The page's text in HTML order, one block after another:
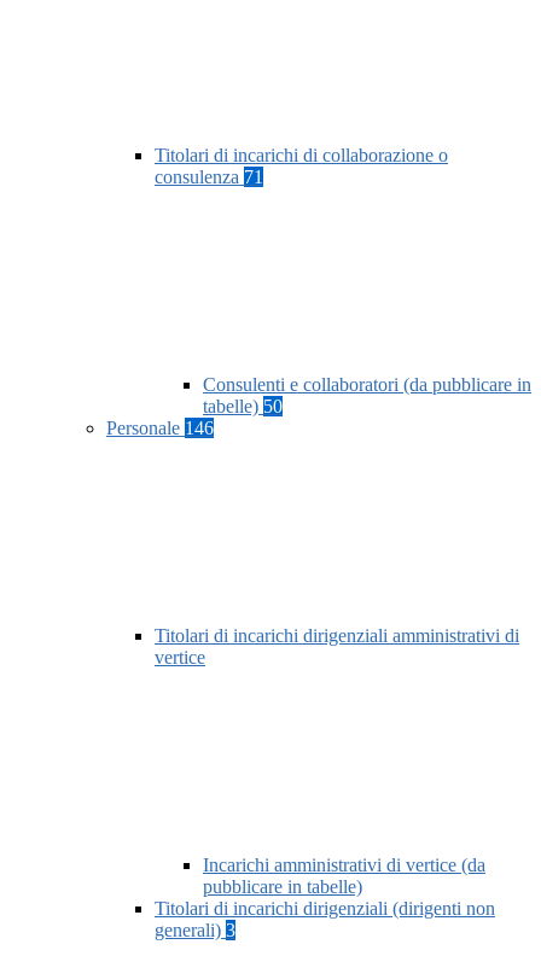
Titolari di incarichi di collaborazione o
consulenza 71
Consulenti e collaboratori (da pubblicare in
tabelle) 50
Personale 146
Titolari di incarichi dirigenziali amministrativi di
vertice
Incarichi amministrativi di vertice (da
pubblicare in tabelle)
Titolari di incarichi dirigenziali (dirigenti non
generali) 3